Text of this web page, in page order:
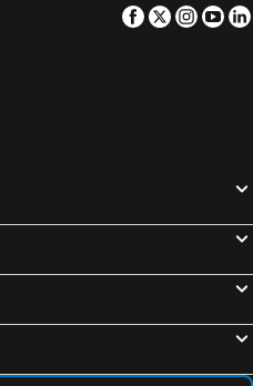
Facebook
Twitter